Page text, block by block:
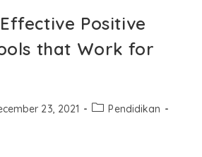
Positive
that Work for
23, 2021
Pendidikan